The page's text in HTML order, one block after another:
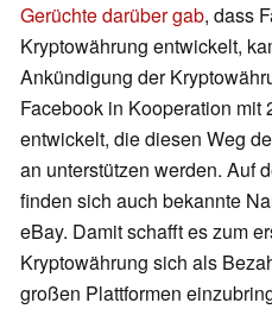
Gerüchte darüber gab, dass
Kryptowährung entwickelt,
Ankündigung der
Facebook in Kooperation mit
entwickelt, die diesen Weg
an unterstützen werden. Auf
finden sich auch bekannte
eBay. Damit schafft es zum
Kryptowährung sich als
großen Plattformen